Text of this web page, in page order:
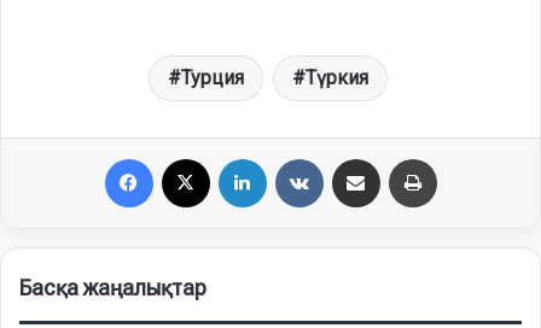
Турция Түркия
Басқа жаңалықтар